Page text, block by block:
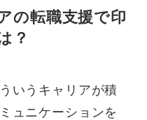
の転職支援で印
？
いうキャリアが積
ュニケーションを